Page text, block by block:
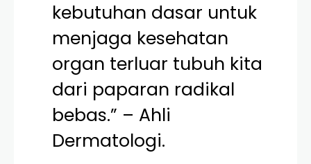
kebutuhan dasar untuk
menjaga kesehatan
organ terluar tubuh kita
dari paparan radikal
bebas.” – Ahli
Dermatologi.